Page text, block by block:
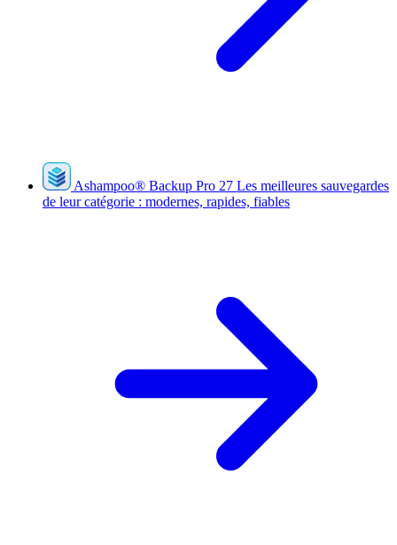
Ashampoo® Backup Pro 27 Les meilleures sauvegardes
de leur catégorie : modernes, rapides, fiables